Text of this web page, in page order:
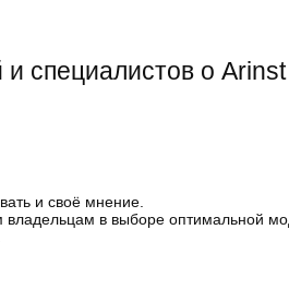
специалистов о
и своё мнение.
в выборе оптимальной